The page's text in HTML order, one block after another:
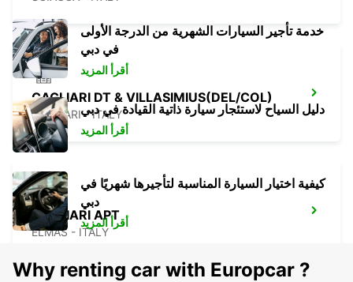
CAGLIARI DT & VILLASIMIUS(DEL/COL)
CAGLIARI - ITALY
CAGLIARI APT
ELMAS - ITALY
خدمة تأجير السيارات الشهرية من الدرجة الأولى
في دبي
أقرأ المزيد
دليل السياح لاستئجار سيارة ذاتية القيادة في دبي
أقرأ المزيد
كيفية اختيار السيارة المناسبة لتأجيرها شهريًا في
دبي
أقرأ المزيد
Why renting car with Europcar ?